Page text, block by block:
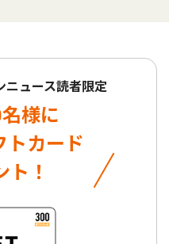
ニュース読者限定
様に
トカード
ト！